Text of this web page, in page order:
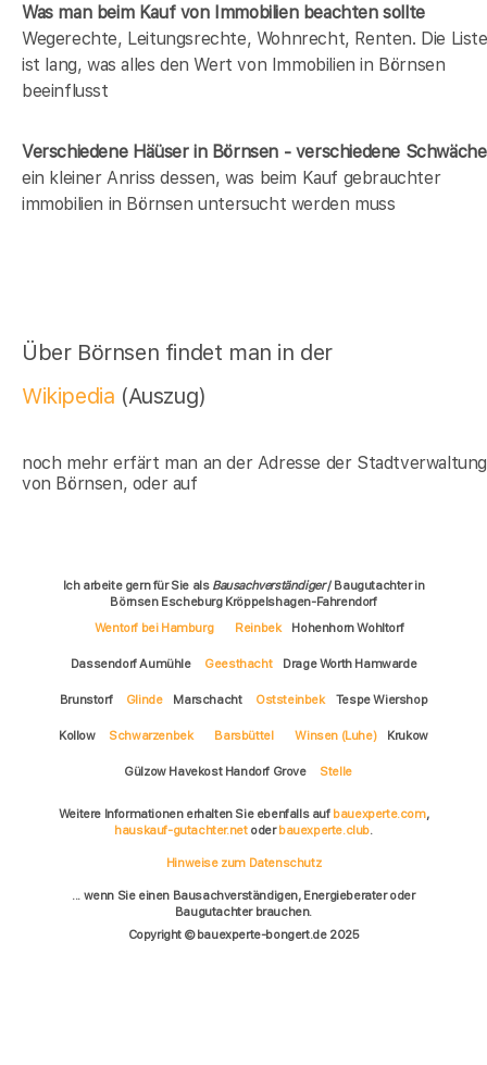
Was man beim Kauf von Immobilien beachten sollte
Wegerechte, Leitungsrechte, Wohnrecht, Renten. Die Liste
ist lang, was alles den Wert von Immobilien in Börnsen
beeinflusst
Verschiedene Häüser in Börnsen - verschiedene
ein kleiner Anriss dessen, was beim Kauf gebrauchter
immobilien in Börnsen untersucht werden muss
Über Börnsen findet man in der
Wikipedia (Auszug)
noch mehr erfärt man an der Adresse der Stadtverwaltung
von Börnsen, oder auf
Ich arbeite gern für Sie als Bausachverständiger/ Baugutachter in
Börnsen Escheburg Kröppelshagen-Fahrendorf
Wentorf bei Hamburg
Reinbek Hohenhorn Wohltorf
Dassendorf Aumühle Geesthacht Drage Worth Hamwarde
Brunstorf Glinde Marschacht Oststeinbek Tespe Wiershop
Kollow Schwarzenbek Barsbüttel Winsen (Luhe) Krukow
Gülzow Havekost Handorf Grove Stelle
Weitere Informationen erhalten Sie ebenfalls auf bauexperte.com,
hauskauf-gutachter.netoderbauexperte.club.
Hinweise zum Datenschutz
... wenn Sie einen Bausachverständigen, Energieberater oder
Baugutachter brauchen.
Copyright © bauexperte-bongert.de 2025